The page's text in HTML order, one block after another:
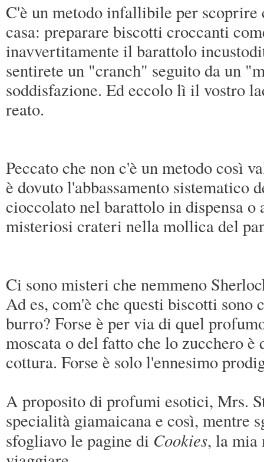
C'è un metodo infallibile per
casa: preparare biscotti croccanti
inavvertitamente il barattolo
sentirete un "cranch" seguito da un
soddisfazione. Ed eccolo lì il vostro
reato.
Peccato che non c'è un metodo così
è dovuto l'abbassamento sistematico
cioccolato nel barattolo in dispensa
misteriosi crateri nella mollica del
Ci sono misteri che nemmeno
Ad es, com'è che questi biscotti sono
burro? Forse è per via di quel
moscata o del fatto che lo zucchero
cottura. Forse è solo l'ennesimo
A proposito di profumi esotici, Mrs.
specialità giamaicana e così, mentre
sfogliavo le pagine di Cookies, la mia